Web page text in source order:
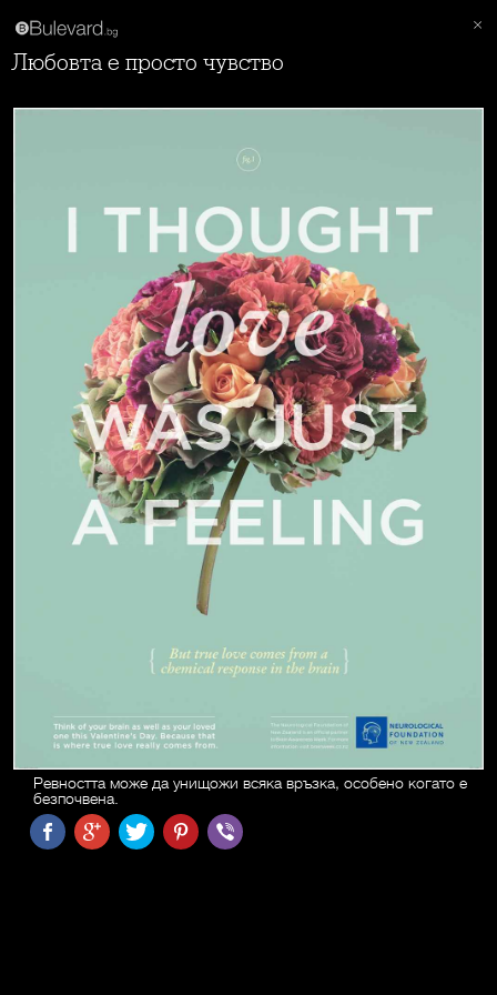
Любовта е просто чувство
Ревността може да унищожи всяка връзка, особено когато е
безпочвена.